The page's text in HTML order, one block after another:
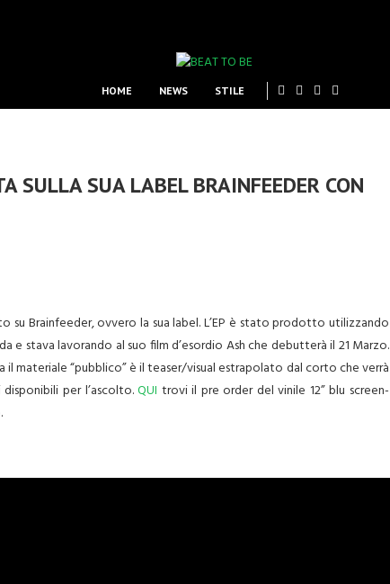
HOME NEWS STILE
SULLA SUA LABEL BRAINFEEDER CON
su Brainfeeder, ovvero la sua label. L’EP è stato prodotto utilizzando
e stava lavorando al suo film d’esordio Ash che debutterà il 21 Marzo.
il materiale “pubblico” è il teaser/visual estrapolato dal corto che verrà
disponibili per l’ascolto.QUI trovi il pre order del vinile 12” blu screen-